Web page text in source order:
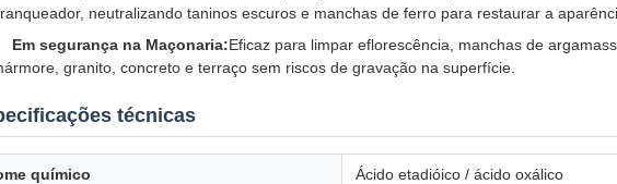
neutralizando taninos escuros e manchas de ferro para restaurar a
Em segurança na Maçonaria:Eficaz para limpar eflorescência, manchas de
granito, concreto e terraço sem riscos de gravação na superfície.
técnicas
químico Ácido etadióico / ácido oxálico